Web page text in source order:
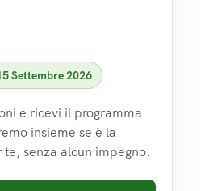
Settembre 2026
e ricevi il programma
insieme se è la
senza alcun impegno.